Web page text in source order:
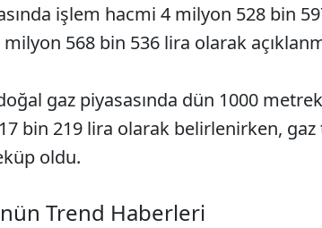
işlem hacmi 4 milyon 528 bin
568 bin 536 lira olarak
gaz piyasasında dün 1000
bin 219 lira olarak belirlenirken,
oldu.
Trend Haberleri